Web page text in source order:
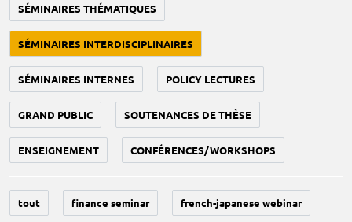
SÉMINAIRES THÉMATIQUES
SÉMINAIRES INTERDISCIPLINAIRES
SÉMINAIRES INTERNES POLICY LECTURES
GRAND PUBLIC SOUTENANCES DE THÈSE
ENSEIGNEMENT CONFÉRENCES/WORKSHOPS
tout finance seminar french-japanese webinar